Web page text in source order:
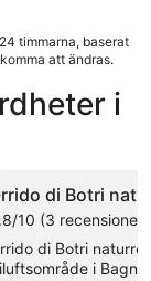
timmarna, baserat
att ändras.
i
di Botri
10 (3 recensioner)
di Botri
i Bagni